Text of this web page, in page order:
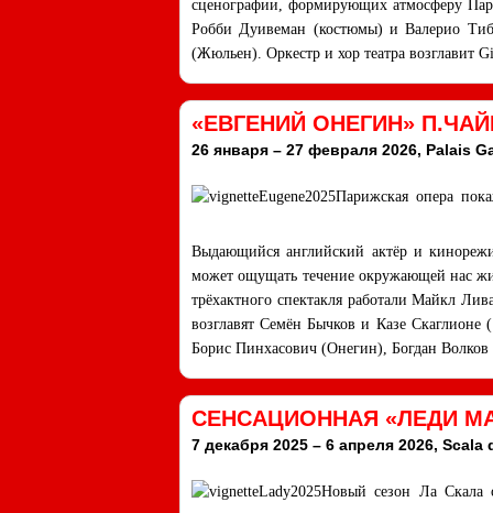
сценографии, формирующих атмосферу
Робби Дуивеман (костюмы) и Валерио
(Жюльен). Оркестр и хор театра возглавит
«ЕВГЕНИЙ ОНЕГИН»
26 января – 27 февраля 2026, Palais
Парижская опера
Выдающийся английский актёр и
может ощущать течение окружающей нас
трёхактного спектакля работали Майкл
возглавят Семён Бычков и Казе
Борис Пинхасович (Онегин), Богдан
СЕНСАЦИОННАЯ «ЛЕДИ
7 декабря 2025 – 6 апреля 2026, Scala
Новый сезон Ла Скала